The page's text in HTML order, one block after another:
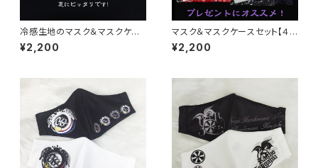
冷感生地のマスク＆マスクケー
スセット【2種】
¥2,200
マスク＆マスクケースセット【４
種】
¥2,200